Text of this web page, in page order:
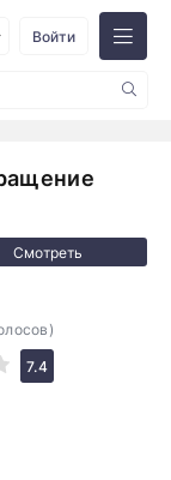
Войти
7.4